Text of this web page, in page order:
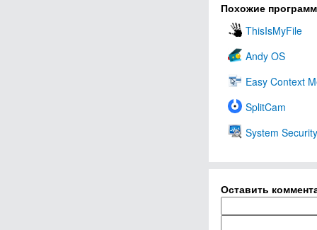
Похожие
ThisIsMyFile
Andy OS
Easy Context
SplitCam
System
Оставить